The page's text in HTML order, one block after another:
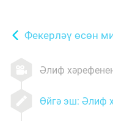
Фекерләү өсөн
Әлиф
Өйгә эш: Әлиф